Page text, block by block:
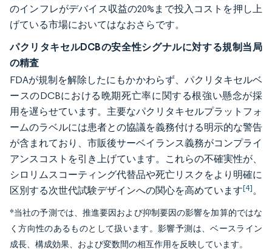
のインフレがデバイス収益の20%まで投入コストを押し上
げている市場においてはなおさらです。
パクリタキセルDCBの安全性シグナルに対する規制当局
の精査
FDAが規制を解除したにもかかわらず、パクリタキセルベ
ースのDCBにおける晩期死亡率に関する根強い懸念が採
用を遅らせています。主要なパクリタキセルプラットフォ
ームのラベルには患者との協議を義務付ける明示的な警告
が含まれており、市販後サーベイランス義務がコンプライ
アンスコストを引き上げています。これらの不確実性が、
シロリムスコーティング代替品や死亡リスクをより明確に
区別する次世代試験デザインへの関心を高めています[4]。
*当社の予測では、推進要因および抑制要因の影響を加算的ではな
く方向性のあるものとして扱います。影響予測は、ベースライン
成長、構成効果、および変数間の相互作用を反映しています。